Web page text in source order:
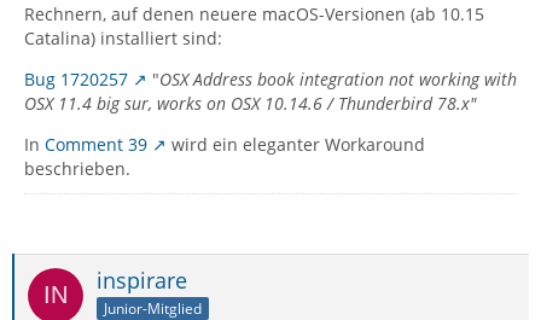
Rechnern, auf denen neuere macOS-Versionen (ab 10.15
Catalina) installiert sind:
Bug 1720257
"OSX Address book integration not working with
OSX 11.4 big sur, works on OSX 10.14.6 / Thunderbird 78.x"
In Comment 39
wird ein eleganter Workaround
beschrieben.
inspirare
Junior-Mitglied